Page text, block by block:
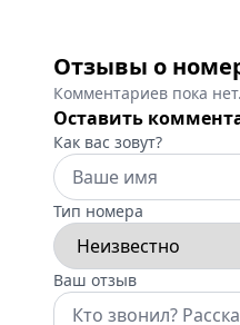
Отзывы о
Комментариев пока
Оставить
Как вас зовут?
Тип номера
Ваш отзыв